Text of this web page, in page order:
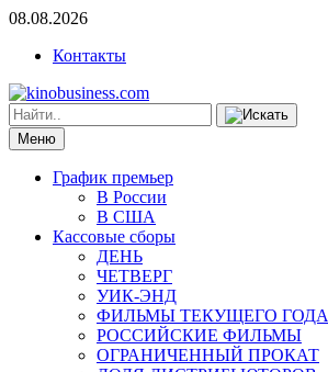
08.08.2026
Контакты
Меню
График премьер
В России
В США
Кассовые сборы
ДЕНЬ
ЧЕТВЕРГ
УИК-ЭНД
ФИЛЬМЫ ТЕКУЩЕГО ГОДА
РОССИЙСКИЕ ФИЛЬМЫ
ОГРАНИЧЕННЫЙ ПРОКАТ